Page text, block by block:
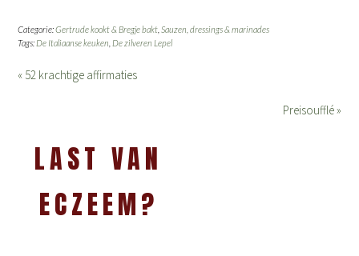
Categorie:Gertrude kookt & Bregje bakt ,Sauzen, dressings & marinades
Tags: De Italiaanse keuken De zilveren Lepel
« 52 krachtige affirmaties
Preisoufflé »
LAST VAN
ECZEEM?